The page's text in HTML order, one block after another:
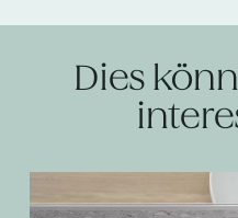
Dies